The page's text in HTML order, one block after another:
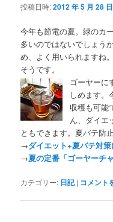
投稿日時:2012 年 5 月 28 日
今年も節電の夏。緑のカ
多いのではないでしょう
め、よく用いられますね
そうです。
ゴーヤーに
しめます。
収穫も可能
ん、ダイエ
ともできます。夏バテ防
→ダイエット+夏バテ対
→夏の定番「ゴーヤーチ
カテゴリー: 日記 | コメント